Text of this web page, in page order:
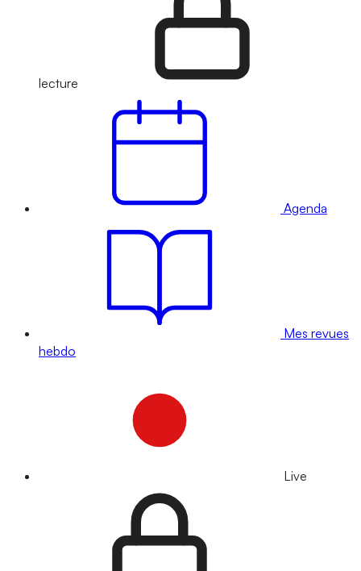
lecture
Agenda
Mes revues
hebdo
Live